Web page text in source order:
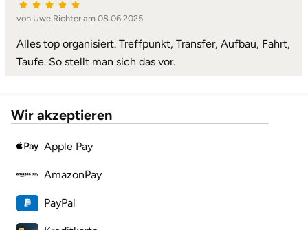
von Uwe Richter am 08.06.2025
Alles top organisiert. Treffpunkt, Transfer, Aufbau, Fahrt,
Taufe. So stellt man sich das vor.
Wir akzeptieren
Apple Pay
AmazonPay
PayPal
Langenselbold
Leipzig
Ludwigslust-Parchim
Lübeck